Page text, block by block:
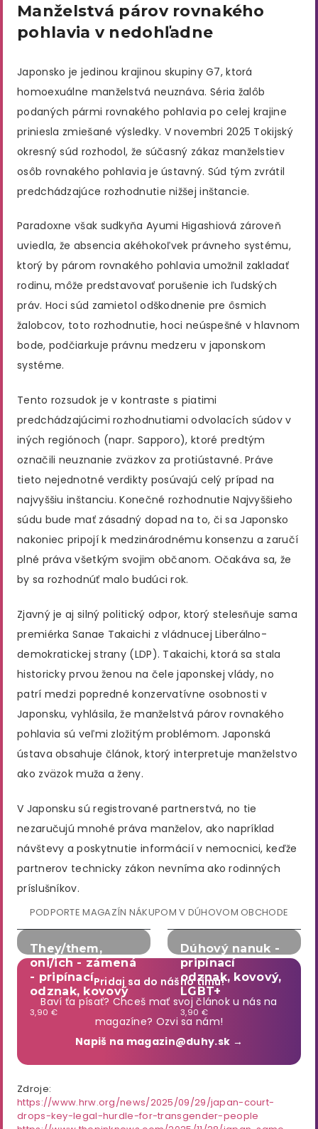
Manželstvá párov rovnakého
pohlavia v nedohľadne
Japonsko je jedinou krajinou skupiny G7, ktorá
homoexuálne manželstvá neuznáva. Séria žalôb
podaných pármi rovnakého pohlavia po celej krajine
priniesla zmiešané výsledky. V novembri 2025 Tokijský
okresný súd rozhodol, že súčasný zákaz manželstiev
osôb rovnakého pohlavia je ústavný. Súd tým zvrátil
predchádzajúce rozhodnutie nižšej inštancie.
Paradoxne však sudkyňa Ayumi Higashiová zároveň
uviedla, že absencia akéhokoľvek právneho systému,
ktorý by párom rovnakého pohlavia umožnil zakladať
rodinu, môže predstavovať porušenie ich ľudských
práv. Hoci súd zamietol odškodnenie pre ôsmich
žalobcov, toto rozhodnutie, hoci neúspešné v hlavnom
bode, podčiarkuje právnu medzeru v japonskom
systéme.
Tento rozsudok je v kontraste s piatimi
predchádzajúcimi rozhodnutiami odvolacích súdov v
iných regiónoch (napr. Sapporo), ktoré predtým
označili neuznanie zväzkov za protiústavné. Práve
tieto nejednotné verdikty posúvajú celý prípad na
najvyššiu inštanciu. Konečné rozhodnutie Najvyššieho
súdu bude mať zásadný dopad na to, či sa Japonsko
nakoniec pripojí k medzinárodnému konsenzu a zaručí
plné práva všetkým svojim občanom. Očakáva sa, že
by sa rozhodnúť malo budúci rok.
Zjavný je aj silný politický odpor, ktorý stelesňuje sama
premiérka Sanae Takaichi z vládnucej Liberálno-
demokratickej strany (LDP). Takaichi, ktorá sa stala
historicky prvou ženou na čele japonskej vlády, no
patrí medzi popredné konzervatívne osobnosti v
Japonsku, vyhlásila, že manželstvá párov rovnakého
pohlavia sú veľmi zložitým problémom. Japonská
ústava obsahuje článok, ktorý interpretuje manželstvo
ako zväzok muža a ženy.
V Japonsku sú registrované partnerstvá, no tie
nezaručujú mnohé práva manželov, ako napríklad
návštevy a poskytnutie informácií v nemocnici, keďže
partnerov technicky zákon nevníma ako rodinných
príslušníkov.
PODPORTE MAGAZÍN NÁKUPOM V DÚHOVOM OBCHODE
They/them,
oni/ich - zámená
- pripínací
odznak, kovový
3,90 €
Dúhový nanuk -
pripínací
odznak, kovový,
LGBT+
3,90 €
Pridaj sa do nášho tímu!
Baví ťa písať? Chceš mať svoj článok u nás na
magazíne? Ozvi sa nám!
Napiš na magazin@duhy.sk →
Zdroje:
https://www.hrw.org/news/2025/09/29/japan-court-
drops-key-legal-hurdle-for-transgender-people